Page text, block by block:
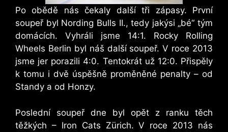
Po obědě nás čekaly další tři zápasy. První
soupeř byl Nording Bulls II., tedy jakýsi „bé“ tým
domácích. Vyhráli jsme 14:1. Rocky Rolling
Wheels Berlin byl náš další soupeř. V roce 2013
jsme jer porazili 4:0. Tentokrát už 12:0. Přispěly
k tomu i dvě úspěšně proměněné penalty – od
Standy a od Honzy.
Poslední soupeř dne byl opět z ranku těch
těžkých – Iron Cats Zürich. V roce 2013 nás